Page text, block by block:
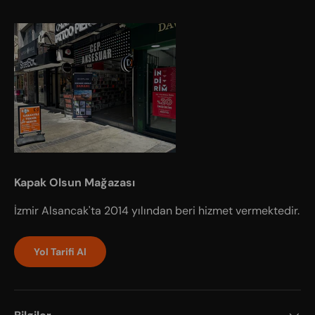
Kapak Olsun Mağazası
İzmir Alsancak'ta 2014 yılından beri hizmet vermektedir.
Yol Tarifi Al